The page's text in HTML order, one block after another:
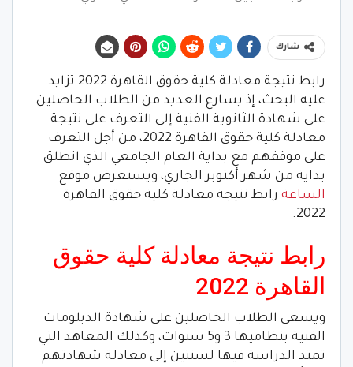
شارك
رابط نتيجة معادلة كلية حقوق القاهرة 2022 تزايد
عليه البحث، إذ يسارع العديد من الطلاب الحاصلين
على شهادة الثانوية الفنية إلى التعرف على نتيجة
معادلة كلية حقوق القاهرة 2022، من أجل التعرف
على موقفهم مع بداية العام الجامعي الذي انطلق
بداية من شهر أكتوبر الجاري، ويستعرض موقع
الساعة رابط نتيجة معادلة كلية حقوق القاهرة
2022.
رابط نتيجة معادلة كلية حقوق
القاهرة 2022
ويسعى الطلاب الحاصلين على شهادة الدبلومات
الفنية بنظاميها 3 و5 سنوات، وكذلك المعاهد التي
تمتد الدراسة فيها لسنتين إلى معادلة شهادتهم